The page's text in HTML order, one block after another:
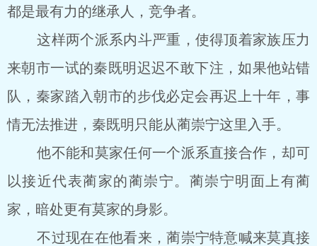
都是最有力的继承人，竞争者。
这样两个派系内斗严重，使得顶着家族压力
来朝市一试的秦既明迟迟不敢下注，如果他站错
队，秦家踏入朝市的步伐必定会再迟上十年，事
情无法推进，秦既明只能从蔺崇宁这里入手。
他不能和莫家任何一个派系直接合作，却可
以接近代表蔺家的蔺崇宁。蔺崇宁明面上有蔺
家，暗处更有莫家的身影。
不过现在在他看来，蔺崇宁特意喊来莫真接